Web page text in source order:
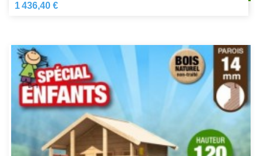
1 436,40 €